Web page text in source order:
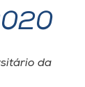
da